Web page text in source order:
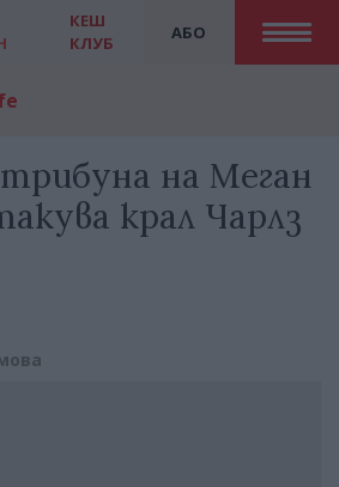
АБО
КЕШ
КЛУБ
на Меган
крал Чарлз